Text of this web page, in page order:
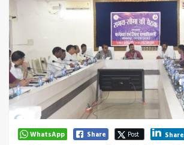
WhatsApp Share Post Share